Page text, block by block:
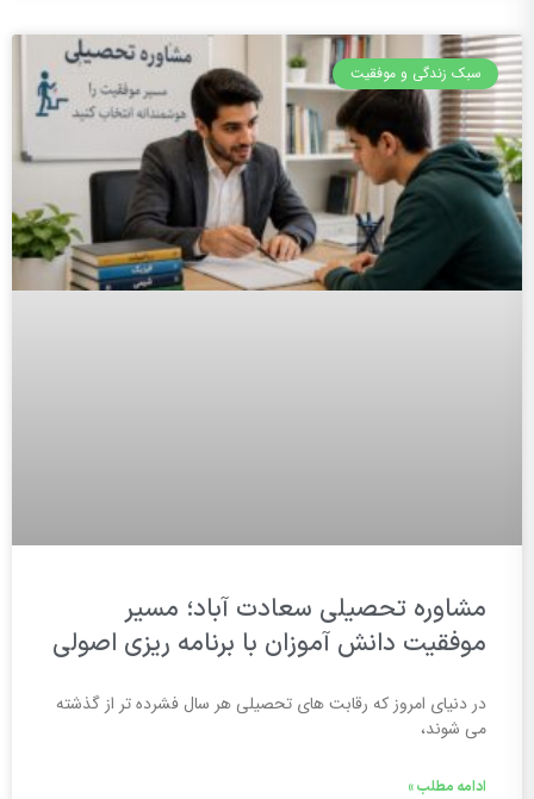
سبک زندگی و موفقیت
مشاوره تحصیلی سعادت آباد؛ مسیر
موفقیت دانش آموزان با برنامه ریزی اصولی
در دنیای امروز که رقابت های تحصیلی هر سال فشرده تر از گذشته
می شوند،
ادامه مطلب »